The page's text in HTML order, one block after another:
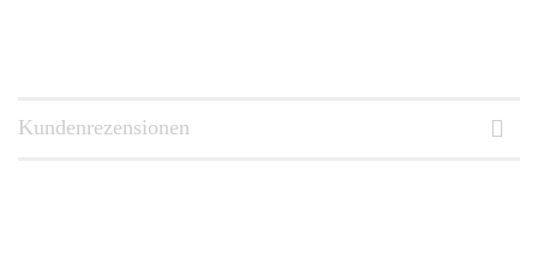
Kundenrezensionen